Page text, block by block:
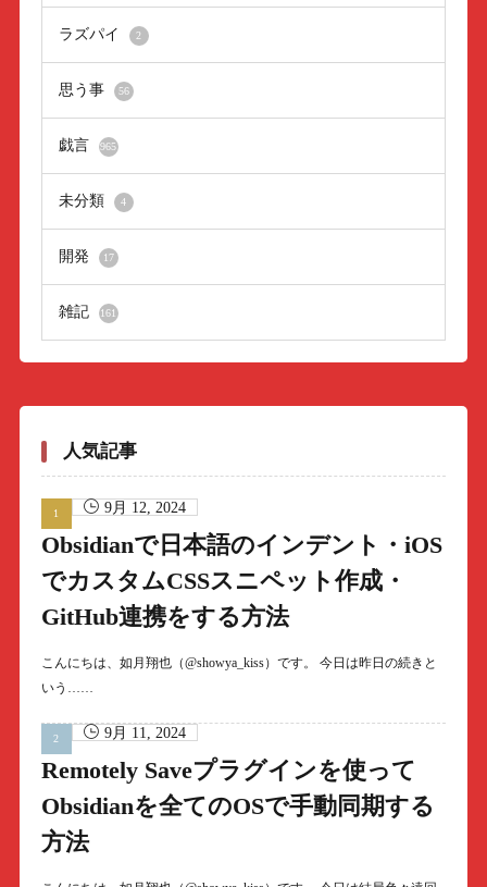
ラズパイ 2
思う事 56
戯言 965
未分類 4
開発 17
雑記 161
人気記事
9月 12, 2024
Obsidianで日本語のインデント・iOS
でカスタムCSSスニペット作成・
GitHub連携をする方法
こんにちは、如月翔也（@showya_kiss）です。 今日は昨日の続きと
いう……
9月 11, 2024
Remotely Saveプラグインを使って
Obsidianを全てのOSで手動同期する
方法